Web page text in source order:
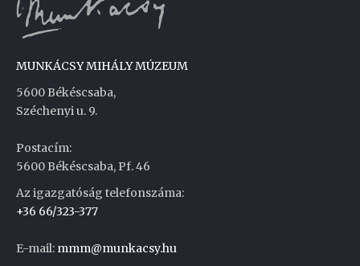
MUNKÁCSY MIHÁLY MÚZEUM
5600 Békéscsaba,
Széchenyi u. 9.
Postacím:
5600 Békéscsaba, Pf. 46
Az igazgatóság telefonszáma:
+36 66/323-377
E-mail: mmm@munkacsy.hu